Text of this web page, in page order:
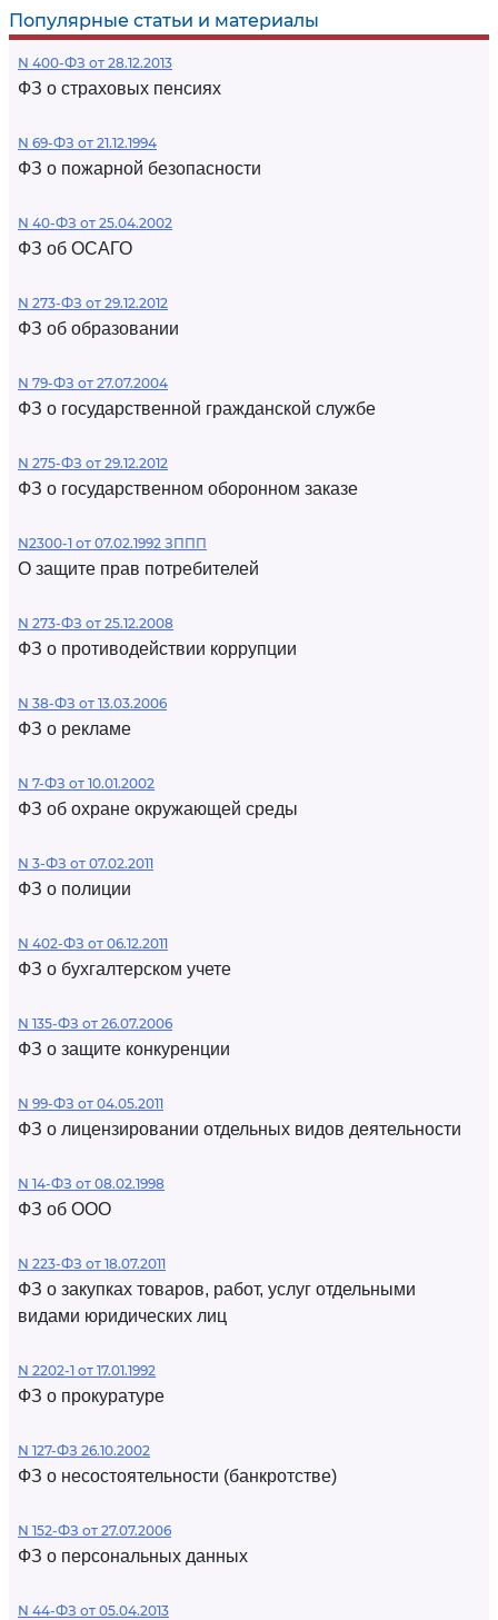
Популярные статьи и материалы
N 400-ФЗ от 28.12.2013
ФЗ о страховых пенсиях
N 69-ФЗ от 21.12.1994
ФЗ о пожарной безопасности
N 40-ФЗ от 25.04.2002
ФЗ об ОСАГО
N 273-ФЗ от 29.12.2012
ФЗ об образовании
N 79-ФЗ от 27.07.2004
ФЗ о государственной гражданской службе
N 275-ФЗ от 29.12.2012
ФЗ о государственном оборонном заказе
N2300-1 от 07.02.1992 ЗППП
О защите прав потребителей
N 273-ФЗ от 25.12.2008
ФЗ о противодействии коррупции
N 38-ФЗ от 13.03.2006
ФЗ о рекламе
N 7-ФЗ от 10.01.2002
ФЗ об охране окружающей среды
N 3-ФЗ от 07.02.2011
ФЗ о полиции
N 402-ФЗ от 06.12.2011
ФЗ о бухгалтерском учете
N 135-ФЗ от 26.07.2006
ФЗ о защите конкуренции
N 99-ФЗ от 04.05.2011
ФЗ о лицензировании отдельных видов деятельности
N 14-ФЗ от 08.02.1998
ФЗ об ООО
N 223-ФЗ от 18.07.2011
ФЗ о закупках товаров, работ, услуг отдельными
видами юридических лиц
N 2202-1 от 17.01.1992
ФЗ о прокуратуре
N 127-ФЗ 26.10.2002
ФЗ о несостоятельности (банкротстве)
N 152-ФЗ от 27.07.2006
ФЗ о персональных данных
N 44-ФЗ от 05.04.2013